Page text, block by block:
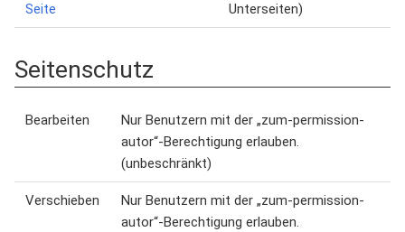
Seite
Unterseiten)
Seitenschutz
Bearbeiten
Nur Benutzern mit der „zum-permission-
autor“-Berechtigung erlauben.
(unbeschränkt)
Verschieben
Nur Benutzern mit der „zum-permission-
autor“-Berechtigung erlauben.